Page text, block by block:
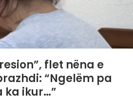
flet nëna e
“Ngelëm pa
ka ikur…”